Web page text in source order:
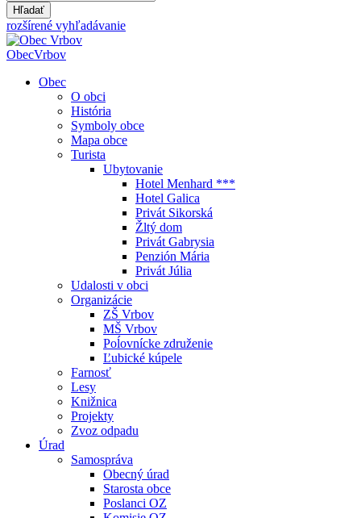
Hľadať
rozšírené vyhľadávanie
ObecVrbov
Obec
O obci
História
Symboly obce
Mapa obce
Turista
Ubytovanie
Hotel Menhard ***
Hotel Galica
Privát Sikorská
Žltý dom
Privát Gabrysia
Penzión Mária
Privát Júlia
Udalosti v obci
Organizácie
ZŠ Vrbov
MŠ Vrbov
Poĺovnícke združenie
Ľubické kúpele
Farnosť
Lesy
Knižnica
Projekty
Zvoz odpadu
Úrad
Samospráva
Obecný úrad
Starosta obce
Poslanci OZ